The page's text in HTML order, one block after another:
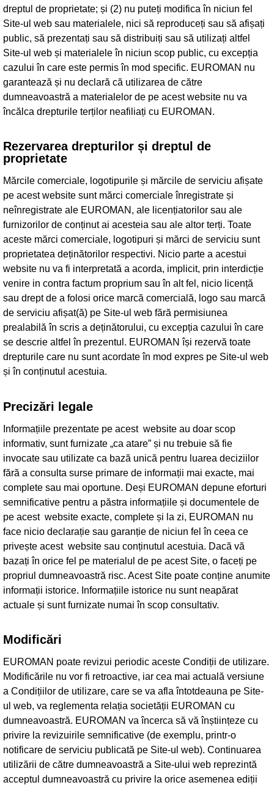
dreptul de proprietate; și (2) nu puteți modifica în niciun fel
Site-ul web sau materialele, nici să reproduceți sau să afișați
public, să prezentați sau să distribuiți sau să utilizați altfel
Site-ul web și materialele în niciun scop public, cu excepția
cazului în care este permis în mod specific. EUROMAN nu
garantează și nu declară că utilizarea de către
dumneavoastră a materialelor de pe acest website nu va
încălca drepturile terților neafiliați cu EUROMAN.
Rezervarea drepturilor și dreptul de
proprietate
Mărcile comerciale, logotipurile și mărcile de serviciu afișate
pe acest website sunt mărci comerciale înregistrate și
neînregistrate ale EUROMAN, ale licențiatorilor sau ale
furnizorilor de conținut ai acesteia sau ale altor terți. Toate
aceste mărci comerciale, logotipuri și mărci de serviciu sunt
proprietatea deținătorilor respectivi. Nicio parte a acestui
website nu va fi interpretată a acorda, implicit, prin interdicție
venire in contra factum proprium sau în alt fel, nicio licență
sau drept de a folosi orice marcă comercială, logo sau marcă
de serviciu afișat(ă) pe Site-ul web fără permisiunea
prealabilă în scris a deținătorului, cu excepția cazului în care
se descrie altfel în prezentul. EUROMAN își rezervă toate
drepturile care nu sunt acordate în mod expres pe Site-ul web
și în conținutul acestuia.
Precizări legale
Informațiile prezentate pe acest website au doar scop
informativ, sunt furnizate „ca atare” și nu trebuie să fie
invocate sau utilizate ca bază unică pentru luarea deciziilor
fără a consulta surse primare de informații mai exacte, mai
complete sau mai oportune. Deși EUROMAN depune eforturi
semnificative pentru a păstra informațiile și documentele de
pe acest website exacte, complete și la zi, EUROMAN nu
face nicio declarație sau garanție de niciun fel în ceea ce
privește acest website sau conținutul acestuia. Dacă vă
bazați în orice fel pe materialul de pe acest Site, o faceți pe
propriul dumneavoastră risc. Acest Site poate conține anumite
informații istorice. Informațiile istorice nu sunt neapărat
actuale și sunt furnizate numai în scop consultativ.
Modificări
EUROMAN poate revizui periodic aceste Condiții de utilizare.
Modificările nu vor fi retroactive, iar cea mai actuală versiune
a Condițiilor de utilizare, care se va afla întotdeauna pe Site-
ul web, va reglementa relația societății EUROMAN cu
dumneavoastră. EUROMAN va încerca să vă înștiințeze cu
privire la revizuirile semnificative (de exemplu, printr-o
notificare de serviciu publicată pe Site-ul web). Continuarea
utilizării de către dumneavoastră a Site-ului web reprezintă
acceptul dumneavoastră cu privire la orice asemenea ediții